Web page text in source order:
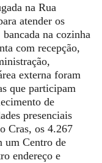
na Rua
atender os
na cozinha
com recepção,
externa foram
que participam
de
presenciais
Cras, os 4.267
um Centro de
endereço e